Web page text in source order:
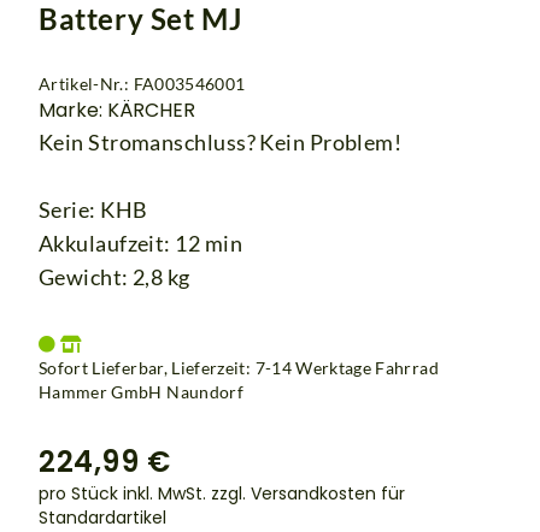
Battery Set MJ
Artikel-Nr.: FA003546001
Marke: KÄRCHER
Kein Stromanschluss? Kein Problem!
Serie: KHB
Akkulaufzeit: 12 min
Gewicht: 2,8 kg
Sofort Lieferbar, Lieferzeit: 7-14 Werktage Fahrrad
Hammer GmbH Naundorf
224,99 €
pro Stück inkl. MwSt. zzgl. Versandkosten für
Standardartikel